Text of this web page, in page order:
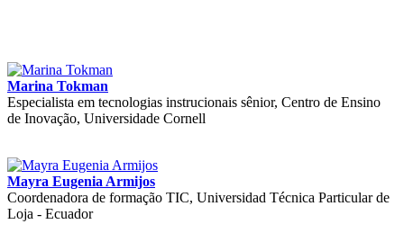
Marina Tokman
Especialista em tecnologias instrucionais sênior, Centro de Ensino
de Inovação, Universidade Cornell
Mayra Eugenia Armijos
Coordenadora de formação TIC, Universidad Técnica Particular de
Loja - Ecuador